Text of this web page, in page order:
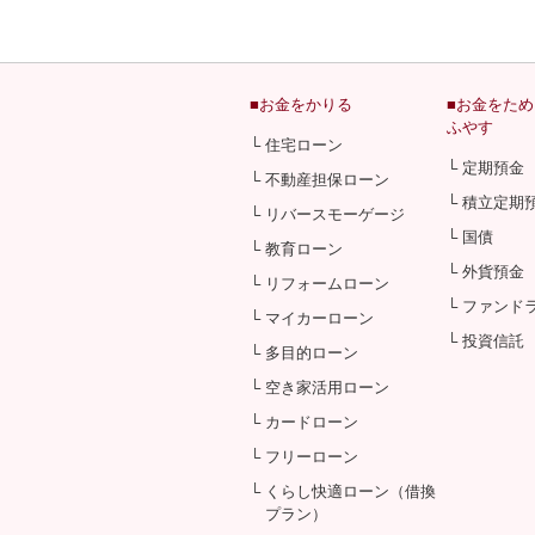
■お金をかりる
└ 住宅ローン
└ 不動産担保ローン
└ リバースモーゲージ
└ 教育ローン
└ リフォームローン
└ マイカーローン
└ 多目的ローン
└ 空き家活用ローン
└ カードローン
└ フリーローン
└ くらし快適ローン（借換
プラン）
■お金をた
ふやす
└ 定期預金
└ 積立定期
└ 国債
└ 外貨預金
└ ファンド
└ 投資信託